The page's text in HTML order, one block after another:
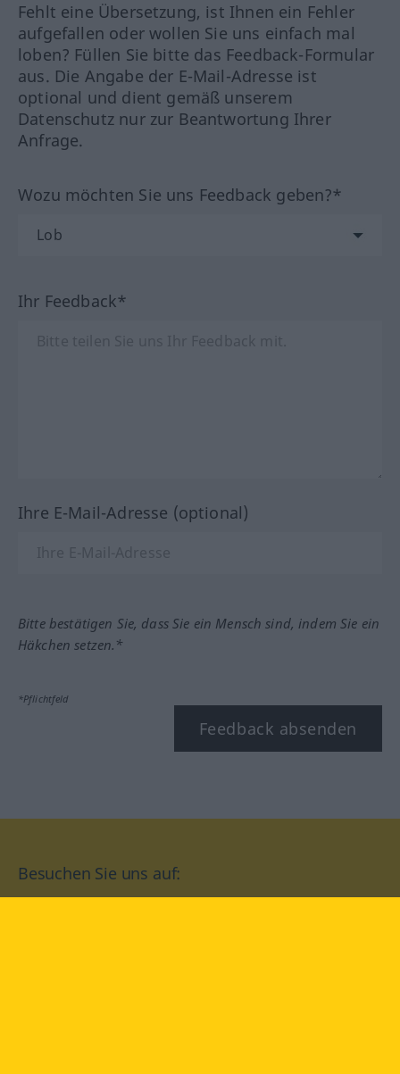
Fehlt eine Übersetzung, ist Ihnen ein Fehler
aufgefallen oder wollen Sie uns einfach mal
loben? Füllen Sie bitte das Feedback-Formular
aus. Die Angabe der E-Mail-Adresse ist
optional und dient gemäß unserem
Datenschutz nur zur Beantwortung Ihrer
Anfrage.
Wozu möchten Sie uns Feedback geben?*
Ihr Feedback*
Ihre E-Mail-Adresse (optional)
Bitte bestätigen Sie, dass Sie ein Mensch sind, indem Sie ein
Häkchen setzen.*
*Pflichtfeld
Feedback absenden
Besuchen Sie uns auf: